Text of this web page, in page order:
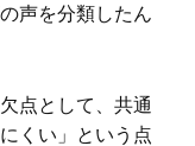
声を分類したん
点として、共通
くい」という点